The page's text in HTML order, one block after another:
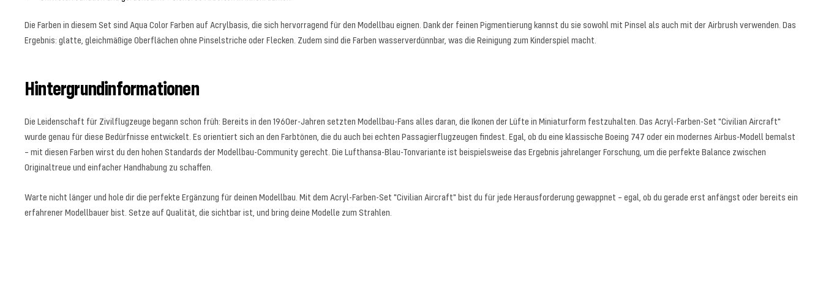
Die Farben in diesem Set sind Aqua Color Farben auf Acrylbasis, die sich hervorragend für den Modellbau eignen. Dank der feinen Pigmentierung kannst du sie sowohl mit Pinsel als auch mit der Airbrush verwenden. Das
Ergebnis: glatte, gleichmäßige Oberflächen ohne Pinselstriche oder Flecken. Zudem sind die Farben wasserverdünnbar, was die Reinigung zum Kinderspiel macht.
Hintergrundinformationen
Die Leidenschaft für Zivilflugzeuge begann schon früh: Bereits in den 1960er-Jahren setzten Modellbau-Fans alles daran, die Ikonen der Lüfte in Miniaturform festzuhalten. Das Acryl-Farben-Set "Civilian Aircraft"
wurde genau für diese Bedürfnisse entwickelt. Es orientiert sich an den Farbtönen, die du auch bei echten Passagierflugzeugen findest. Egal, ob du eine klassische Boeing 747 oder ein modernes Airbus-Modell bemalst
– mit diesen Farben wirst du den hohen Standards der Modellbau-Community gerecht. Die Lufthansa-Blau-Tonvariante ist beispielsweise das Ergebnis jahrelanger Forschung, um die perfekte Balance zwischen
Originaltreue und einfacher Handhabung zu schaffen.
Warte nicht länger und hole dir die perfekte Ergänzung für deinen Modellbau. Mit dem Acryl-Farben-Set "Civilian Aircraft" bist du für jede Herausforderung gewappnet – egal, ob du gerade erst anfängst oder bereits ein
erfahrener Modellbauer bist. Setze auf Qualität, die sichtbar ist, und bring deine Modelle zum Strahlen.